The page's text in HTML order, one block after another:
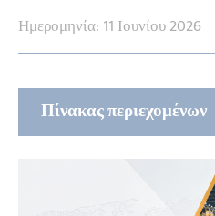
Ημερομηνία: 11 Ιουνίου 2026
Πίνακας περιεχομένων
Γερανούς: Μια
Παγκόσμιων Προτύπων